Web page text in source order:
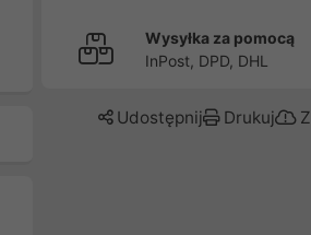
Wysyłka za pomocą
InPost, DPD, DHL
Udostępnij Drukuj